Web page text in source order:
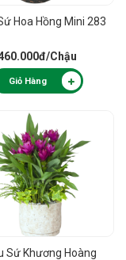
Hoa Hồng Mini 283
/Chậu
Giỏ Hàng
Sứ Khương Hoàng